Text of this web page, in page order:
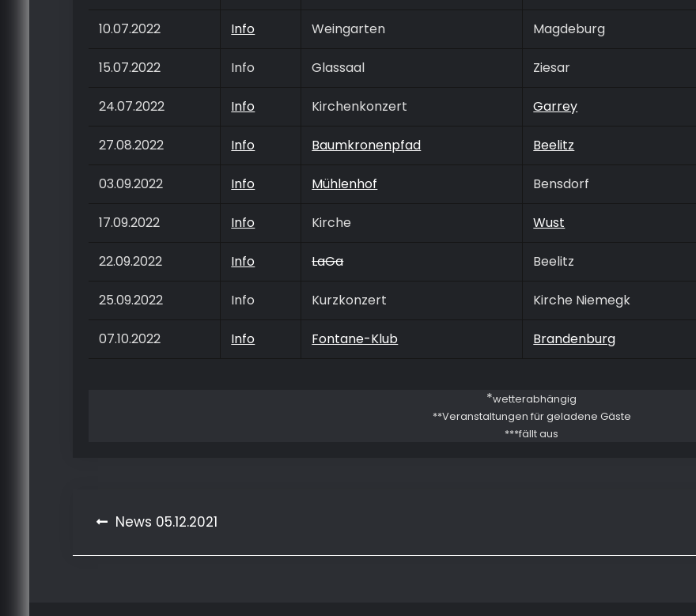
10.07.2022 Info Weingarten Magdeburg
15.07.2022 Info Glassaal Ziesar
24.07.2022 Info Kirchenkonzert Garrey
27.08.2022 Info Baumkronenpfad Beelitz
03.09.2022 Info Mühlenhof Bensdorf
17.09.2022 Info Kirche Wust
22.09.2022 Info LaGa Beelitz
25.09.2022 Info Kurzkonzert Kirche Niemegk
07.10.2022 Info Fontane-Klub Brandenburg
*wetterabhängig
**Veranstaltungen für geladene Gäste
***fällt aus
Beitragsnavigation
News 05.12.2021